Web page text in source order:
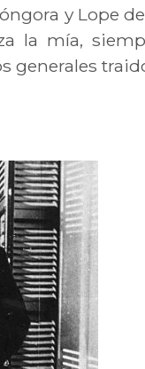
y Lope
la mía,
generales